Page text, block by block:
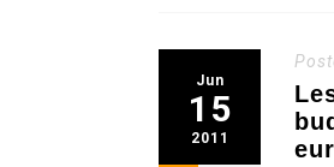
Jun
15
2011